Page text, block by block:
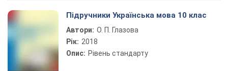
Підручники Українська мова 10 клас
Автори: О. П. Глазова
Рік: 2018
Опис: Рівень стандарту